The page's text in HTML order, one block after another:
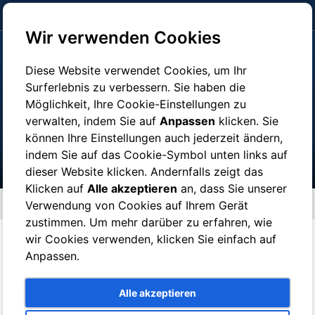
Wir verwenden Cookies
Diese Website verwendet Cookies, um Ihr
Surferlebnis zu verbessern. Sie haben die
Möglichkeit, Ihre Cookie-Einstellungen zu
verwalten, indem Sie aufAnpassen klicken. Sie
können Ihre Einstellungen auch jederzeit ändern,
indem Sie auf das Cookie-Symbol unten links auf
dieser Website klicken. Andernfalls zeigt das
Klicken aufAlle akzeptieren an, dass Sie unserer
Verwendung von Cookies auf Ihrem Gerät
zustimmen. Um mehr darüber zu erfahren, wie
wir Cookies verwenden, klicken Sie einfach auf
Anpassen.
Alle akzeptieren
Über Uns
Über Uns
Der Verein Tour Guide Naples ist im Jahr 2008 entstanden.
Unsere Firma ist bei der Handelskammer von Neapel mit
Lizenznummer 09127761212 registriert.
Wir sind kein Reisebüro oder Reiseveranstalter, unser Team